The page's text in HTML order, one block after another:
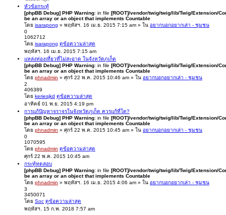
หัวข้อกระทู้
[phpBB Debug] PHP Warning: in file [ROOT]/vendor/twig/twig/lib/Twig/Extension/
be an array or an object that implements Countable
โดย isarapong » พฤหัสฯ. 16 เม.ย. 2015 7:15 am » ใน อยากบอกอยากเล่า - ชุมชน
0
1062712
โดย isarapong ดูข้อความล่าสุด
พฤหัสฯ. 16 เม.ย. 2015 7:15 am
แหล่งท่องเที่ยวที่ไม่สะอาด ในจังหวัดภูเก็ต
[phpBB Debug] PHP Warning: in file [ROOT]/vendor/twig/twig/lib/Twig/Extension/
be an array or an object that implements Countable
โดย phnadmin » ศุกร์ 22 พ.ค. 2015 10:46 am » ใน อยากบอกอยากเล่า - ชุมชน
2
406389
โดย keriesjkd ดูข้อความล่าสุด
อาทิตย์ 01 พ.ย. 2015 4:19 pm
การแก้ปัญหาจราจรในจังหวัดภูเก็ต ควรแก้ที่ใด?
[phpBB Debug] PHP Warning: in file [ROOT]/vendor/twig/twig/lib/Twig/Extension/
be an array or an object that implements Countable
โดย phnadmin » ศุกร์ 22 พ.ค. 2015 10:45 am » ใน อยากบอกอยากเล่า - ชุมชน
0
1070595
โดย phnadmin ดูข้อความล่าสุด
ศุกร์ 22 พ.ค. 2015 10:45 am
กระทู้ทดสอบ
[phpBB Debug] PHP Warning: in file [ROOT]/vendor/twig/twig/lib/Twig/Extension/
be an array or an object that implements Countable
โดย phnadmin » พฤหัสฯ. 16 เม.ย. 2015 4:06 am » ใน อยากบอกอยากเล่า - ชุมชน
3
3450071
โดย Soc ดูข้อความล่าสุด
พฤหัสฯ. 15 ก.พ. 2018 7:57 am